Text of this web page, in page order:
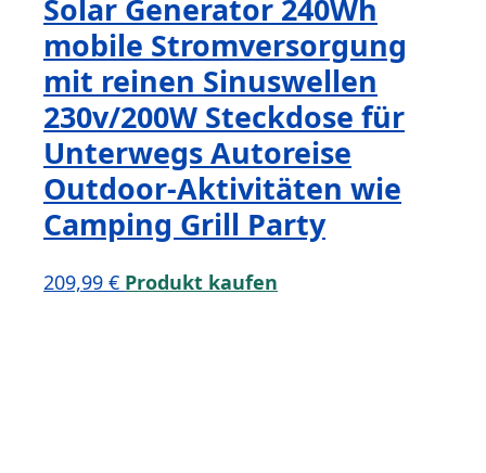
Solar Generator 240Wh
mobile Stromversorgung
mit reinen Sinuswellen
230v/200W Steckdose für
Unterwegs Autoreise
Outdoor-Aktivitäten wie
Camping Grill Party
209,99 € Produkt kaufen